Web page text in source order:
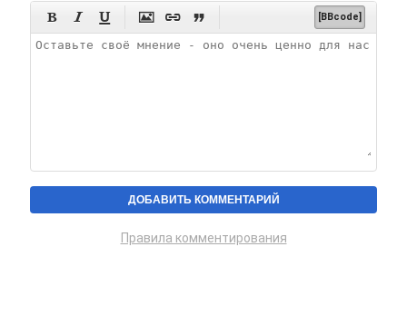
      [BBcode]
Правила комментирования